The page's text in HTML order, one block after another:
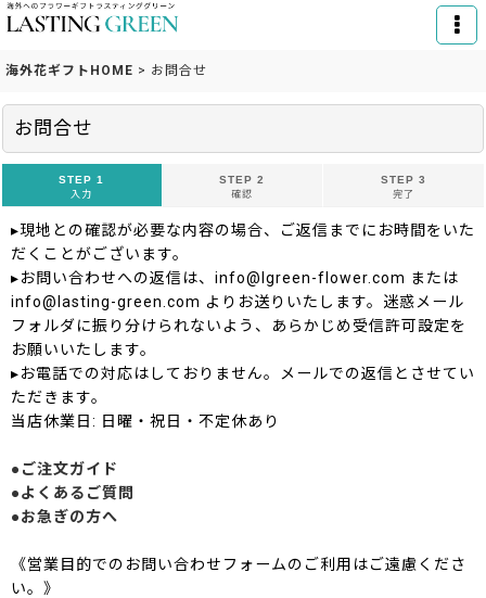
海外花ギフトHOME > お問合せ
お問合せ
STEP 1
入力
STEP 2
確認
STEP 3
完了
▸現地との確認が必要な内容の場合、ご返信までにお時間をいた
だくことがございます。
▸お問い合わせへの返信は、info@lgreen-flower.com または
info@lasting-green.com よりお送りいたします。迷惑メール
フォルダに振り分けられないよう、あらかじめ受信許可設定を
お願いいたします。
▸お電話での対応はしておりません。メールでの返信とさせてい
ただきます。
当店休業日: 日曜・祝日・不定休あり
●ご注文ガイド
●よくあるご質問
●お急ぎの方へ
《営業目的でのお問い合わせフォームのご利用はご遠慮くださ
い。》